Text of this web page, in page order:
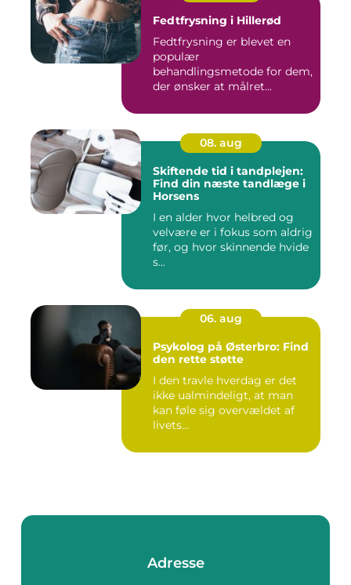
Fedtfrysning i Hillerød
Fedtfrysning er blevet en
populær
behandlingsmetode for dem,
der ønsker at målret...
08. aug
Skiftende tid i tandplejen:
Find din næste tandlæge i
Horsens
I en alder hvor helbred og
velvære er i fokus som aldrig
før, og hvor skinnende hvide
s...
06. aug
Psykolog på Østerbro: Find
den rette støtte
I den travle hverdag er det
ikke ualmindeligt, at man
kan føle sig overvældet af
livets...
Adresse